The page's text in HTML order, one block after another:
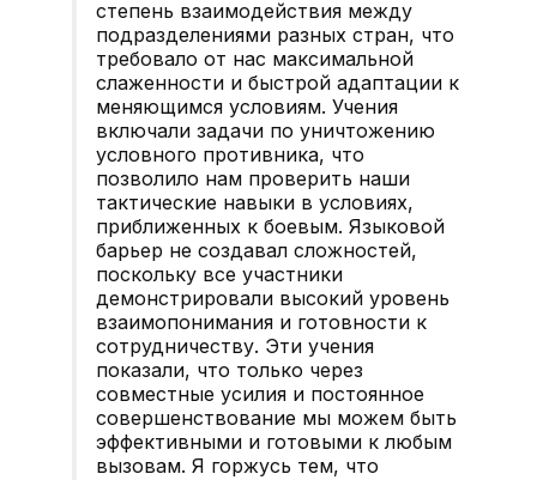
степень взаимодействия между
подразделениями разных стран, что
требовало от нас максимальной
слаженности и быстрой адаптации к
меняющимся условиям. Учения
включали задачи по уничтожению
условного противника, что
позволило нам проверить наши
тактические навыки в условиях,
приближенных к боевым. Языковой
барьер не создавал сложностей,
поскольку все участники
демонстрировали высокий уровень
взаимопонимания и готовности к
сотрудничеству. Эти учения
показали, что только через
совместные усилия и постоянное
совершенствование мы можем быть
эффективными и готовыми к любым
вызовам. Я горжусь тем, что